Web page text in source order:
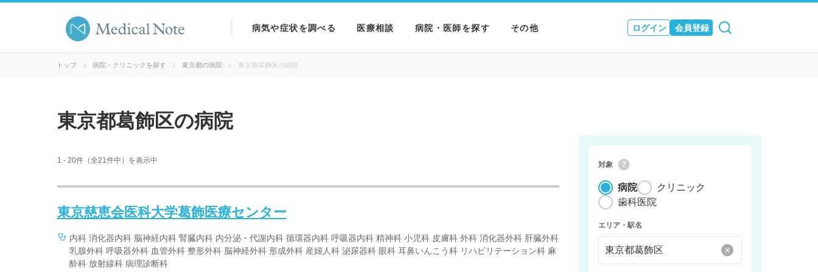
病気や症状を調べる 医療相談 病院・医師を探す その他 ログイン 会員登録
トップ 病院・クリニックを探す 東京都の病院 東京都葛飾区の病院
東京都葛飾区の病院
対象
病院
クリニック
歯科医院
エリア・駅名
1 - 20件（全21件中）を表示中
東京慈恵会医科大学葛飾医療センター
内科 消化器内科 脳神経内科 腎臓内科 内分泌・代謝内科 循環器内科 呼吸器内科 精神科 小児科 皮膚科 外科 消化器外科 肝臓外科
乳腺外科 呼吸器外科 血管外科 整形外科 脳神経外科 形成外科 産婦人科 泌尿器科 眼科 耳鼻いんこう科 リハビリテーション科 麻
酔科 放射線科 病理診断科